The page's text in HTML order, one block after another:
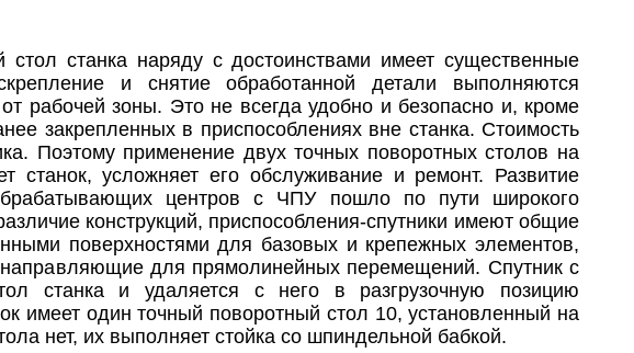
стол станка наряду с достоинствами имеет существенные
и снятие обработанной детали выполняются
рабочей зоны. Это не всегда удобно и безопасно и, кроме
закрепленных в приспособлениях вне станка. Стоимость
Поэтому применение двух точных поворотных столов на
станок, усложняет его обслуживание и ремонт. Развитие
центров с ЧПУ пошло по пути широкого
конструкций, приспособления-спутники имеют общие
поверхностями для базовых и крепежных элементов,
для прямолинейных перемещений. Спутник с
станка и удаляется с него в разгрузочную позицию
имеет один точный поворотный стол 10, установленный на
нет, их выполняет стойка со шпиндельной бабкой.